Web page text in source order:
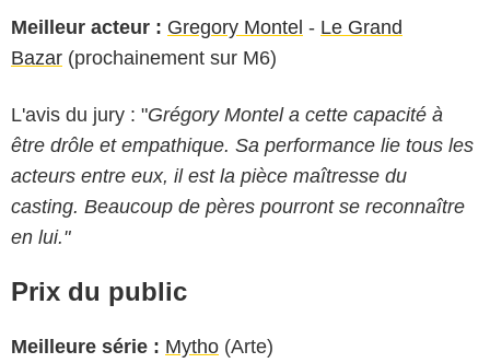
Meilleur acteur : Gregory Montel - Le Grand
Bazar (prochainement sur M6)
L'avis du jury : "Grégory Montel a cette capacité à
être drôle et empathique. Sa performance lie tous les
acteurs entre eux, il est la pièce maîtresse du
casting. Beaucoup de pères pourront se reconnaître
en lui."
Prix du public
Meilleure série : Mytho (Arte)